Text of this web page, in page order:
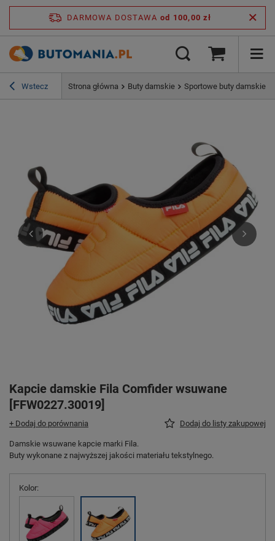
DARMOWA DOSTAWA od 100,00 zł
Wstecz Strona główna Buty damskie Sportowe buty damskie
Kapcie damskie Fila Comfider wsuwane
[FFW0227.30019]
+ Dodaj do porównania Dodaj do listy zakupowej
Damskie wsuwane kapcie marki Fila.
Buty wykonane z najwyższej jakości materiału tekstylnego.
Kolor